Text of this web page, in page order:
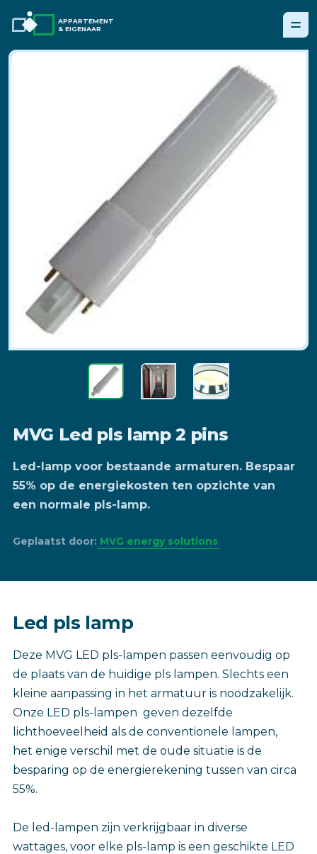
APPARTEMENT
& EIGENAAR
MVG Led pls lamp 2 pins
Led-lamp voor bestaande armaturen. Bespaar
55% op de energiekosten ten opzichte van
een normale pls-lamp.
Geplaatst door: MVG energy solutions
Led pls lamp
Deze MVG LED pls-lampen passen eenvoudig op
de plaats van de huidige pls lampen. Slechts een
kleine aanpassing in het armatuur is noodzakelijk.
Onze LED pls-lampen geven dezelfde
lichthoeveelheid als de conventionele lampen,
het enige verschil met de oude situatie is de
besparing op de energierekening tussen van circa
55%.
De led-lampen zijn verkrijgbaar in diverse
wattages, voor elke pls-lamp is een geschikte LED